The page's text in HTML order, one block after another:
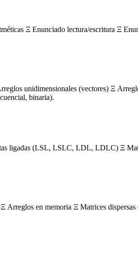
Ξ Enunciado lectura/escritura Ξ
unidimensionales (vectores) Ξ
binaria).
ligadas (LSL, LSLC, LDL, LDLC) Ξ
en memoria Ξ Matrices